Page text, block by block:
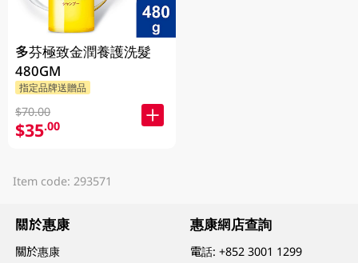
多芬極致金潤養護洗髮
480GM
指定品牌送贈品
$70.00
$35.00
Item code: 293571
關於惠康
關於惠康
惠康網店查詢
電話:+852 3001 1299